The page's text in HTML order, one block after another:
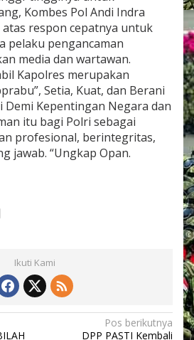
Kombes Pol Andi Indra
respon cepatnya untuk
pelaku pengancaman
media dan wartawan.
Kapolres merupakan
Setia, Kuat, dan Berani
Kepentingan Negara dan
itu bagi Polri sebagai
profesional, berintegritas,
jawab. “Ungkap Opan.
Ikuti Kami
Pos berikutnya
DPP PASTI Kembali